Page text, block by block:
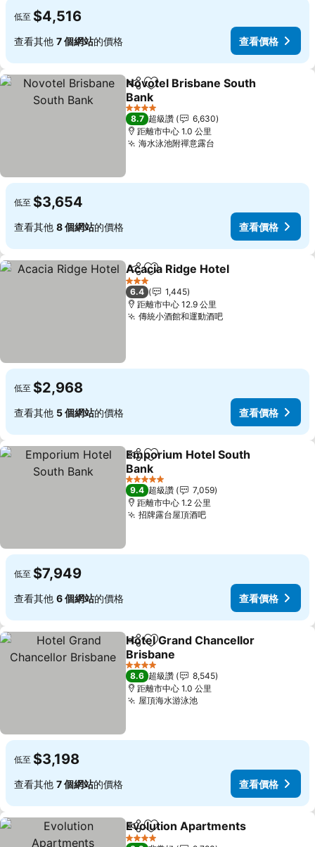
低至 $4,516
查看其他 7 個網站的價格 查看價格
分享 加入我的最愛
Novotel Brisbane South
Bank
4 星級
8.7 超級讚
6,630
距離市中心 1.0 公里
海水泳池附禪意露台
低至 $3,654
查看其他 8 個網站的價格 查看價格
分享 加入我的最愛
Acacia Ridge Hotel
3 星級
6.4
1,445
距離市中心 12.9 公里
傳統小酒館和運動酒吧
低至 $2,968
查看其他 5 個網站的價格 查看價格
分享 加入我的最愛
Emporium Hotel South
Bank
5 星級
9.4 超級讚
7,059
距離市中心 1.2 公里
招牌露台屋頂酒吧
低至 $7,949
查看其他 6 個網站的價格 查看價格
分享 加入我的最愛
Hotel Grand Chancellor
Brisbane
4 星級
8.6 超級讚
8,545
距離市中心 1.0 公里
屋頂海水游泳池
低至 $3,198
查看其他 7 個網站的價格 查看價格
分享 加入我的最愛
Evolution Apartments
4 星級